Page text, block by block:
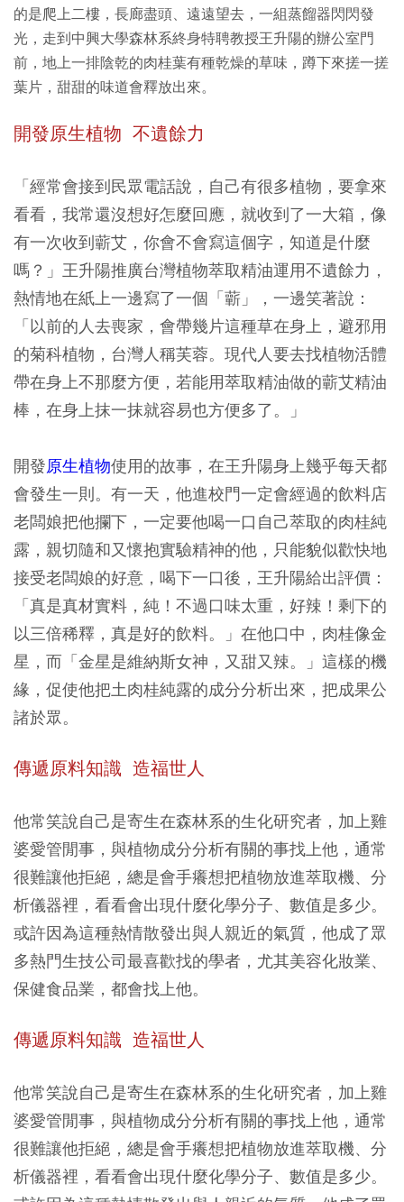
的是爬上二樓，長廊盡頭、遠遠望去，一組蒸餾器閃閃發
光，走到中興大學森林系終身特聘教授王升陽的辦公室門
前，地上一排陰乾的肉桂葉有種乾燥的草味，蹲下來搓一搓
葉片，甜甜的味道會釋放出來。
開發原生植物 不遺餘力
「經常會接到民眾電話說，自己有很多植物，要拿來
看看，我常還沒想好怎麼回應，就收到了一大箱，像
有一次收到蘄艾，你會不會寫這個字，知道是什麼
嗎？」王升陽推廣台灣植物萃取精油運用不遺餘力，
熱情地在紙上一邊寫了一個「蘄」，一邊笑著說：
「以前的人去喪家，會帶幾片這種草在身上，避邪用
的菊科植物，台灣人稱芙蓉。現代人要去找植物活體
帶在身上不那麼方便，若能用萃取精油做的蘄艾精油
棒，在身上抹一抹就容易也方便多了。」
開發原生植物使用的故事，在王升陽身上幾乎每天都
會發生一則。有一天，他進校門一定會經過的飲料店
老闆娘把他攔下，一定要他喝一口自己萃取的肉桂純
露，親切隨和又懷抱實驗精神的他，只能貌似歡快地
接受老闆娘的好意，喝下一口後，王升陽給出評價：
「真是真材實料，純！不過口味太重，好辣！剩下的
以三倍稀釋，真是好的飲料。」在他口中，肉桂像金
星，而「金星是維納斯女神，又甜又辣。」這樣的機
緣，促使他把土肉桂純露的成分分析出來，把成果公
諸於眾。
傳遞原料知識 造福世人
他常笑說自己是寄生在森林系的生化研究者，加上雞
婆愛管閒事，與植物成分分析有關的事找上他，通常
很難讓他拒絕，總是會手癢想把植物放進萃取機、分
析儀器裡，看看會出現什麼化學分子、數值是多少。
或許因為這種熱情散發出與人親近的氣質，他成了眾
多熱門生技公司最喜歡找的學者，尤其美容化妝業、
保健食品業，都會找上他。
傳遞原料知識 造福世人
他常笑說自己是寄生在森林系的生化研究者，加上雞
婆愛管閒事，與植物成分分析有關的事找上他，通常
很難讓他拒絕，總是會手癢想把植物放進萃取機、分
析儀器裡，看看會出現什麼化學分子、數值是多少。